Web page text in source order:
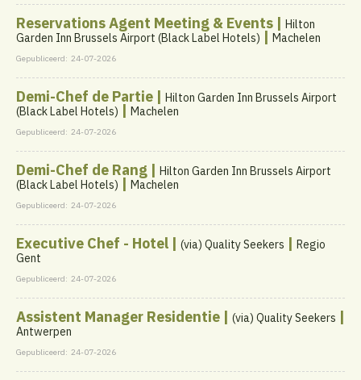
Reservations Agent Meeting & Events | Hilton
Garden Inn Brussels Airport (Black Label Hotels) | Machelen
Gepubliceerd: 24-07-2026
Demi-Chef de Partie | Hilton Garden Inn Brussels Airport
(Black Label Hotels) | Machelen
Gepubliceerd: 24-07-2026
Demi-Chef de Rang | Hilton Garden Inn Brussels Airport
(Black Label Hotels) | Machelen
Gepubliceerd: 24-07-2026
Executive Chef - Hotel | (via) Quality Seekers | Regio
Gent
Gepubliceerd: 24-07-2026
Assistent Manager Residentie | (via) Quality Seekers |
Antwerpen
Gepubliceerd: 24-07-2026